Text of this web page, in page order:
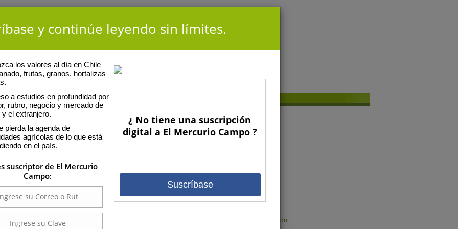
de la Universidad de Buenos Aires; M.S. en Producción Animal
University. Ha realizado más de 20 publicaciones en revistas
referato como Journal of Dairy Science, New Zealand Journal of
Animal Feed Science and Technology y The Professional Animal
una revisión sobre suplementación de vacas lecheras en
entre las más citadas a nivel mundial. Ha sido, además,
de 10 países incluyendo Estados Unidos, Australia, Argentina,
Rica, Ecuador, Venezuela, Colombia y Perú.
Economía y gestión
Gregorio Billikopf
Gonzalo Muñoz
Karen Meier Mellado
y continúe leyendo sin límites.
los valores al día en Chile
frutas, granos, hortalizas
a estudios en profundidad por
rubro, negocio y mercado de
y el extranjero.
pierda la agenda de
agrícolas de lo que está
en el país.
suscriptor de El Mercurio
Campo:
¿ No tiene una suscripción
digital a El Mercurio Campo ?
Suscríbase